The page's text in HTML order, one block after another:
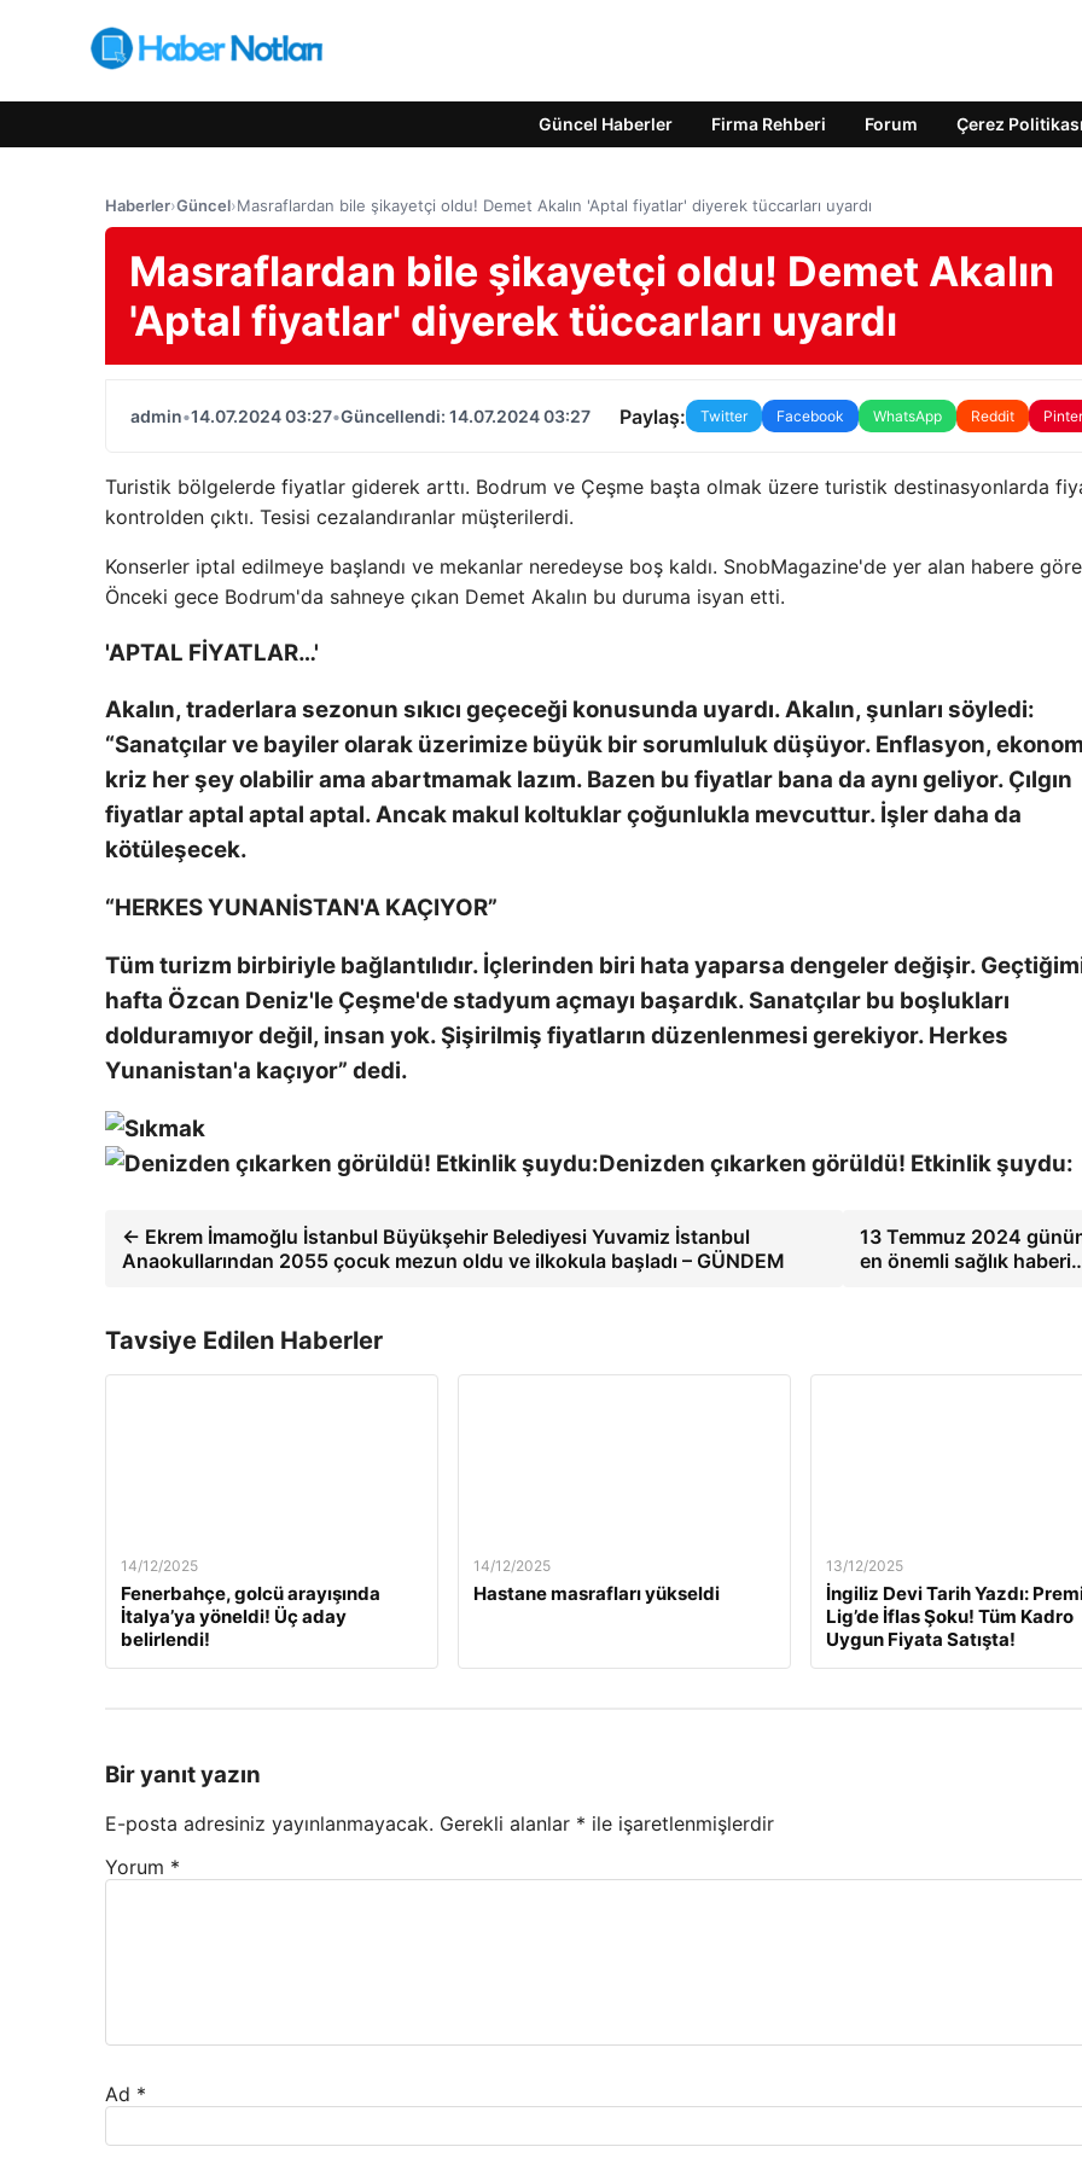
Güncel Haberler Firma Rehberi Forum Çerez Politikası
Haberler›Güncel›Masraflardan bile şikayetçi oldu! Demet Akalın 'Aptal fiyatlar' diyerek tüccarları uyardı
Masraflardan bile şikayetçi oldu! Demet Akalın
'Aptal fiyatlar' diyerek tüccarları uyardı
admin•14.07.2024 03:27•Güncellendi: 14.07.2024 03:27 Paylaş: Twitter Facebook WhatsApp Reddit
Turistik bölgelerde fiyatlar giderek arttı. Bodrum ve Çeşme başta olmak üzere turistik destinasyonlarda
kontrolden çıktı. Tesisi cezalandıranlar müşterilerdi.
Konserler iptal edilmeye başlandı ve mekanlar neredeyse boş kaldı. SnobMagazine'de yer alan habere
Önceki gece Bodrum'da sahneye çıkan Demet Akalın bu duruma isyan etti.
'APTAL FİYATLAR…'
Akalın, traderlara sezonun sıkıcı geçeceği konusunda uyardı. Akalın, şunları söyledi:
“Sanatçılar ve bayiler olarak üzerimize büyük bir sorumluluk düşüyor. Enflasyon,
kriz her şey olabilir ama abartmamak lazım. Bazen bu fiyatlar bana da aynı geliyor. Çılgın
fiyatlar aptal aptal aptal. Ancak makul koltuklar çoğunlukla mevcuttur. İşler daha da
kötüleşecek.
“HERKES YUNANİSTAN'A KAÇIYOR”
Tüm turizm birbiriyle bağlantılıdır. İçlerinden biri hata yaparsa dengeler değişir.
hafta Özcan Deniz'le Çeşme'de stadyum açmayı başardık. Sanatçılar bu boşlukları
dolduramıyor değil, insan yok. Şişirilmiş fiyatların düzenlenmesi gerekiyor. Herkes
Yunanistan'a kaçıyor” dedi.
Denizden çıkarken görüldü! Etkinlik şuydu:
← Ekrem İmamoğlu İstanbul Büyükşehir Belediyesi Yuvamiz İstanbul
Anaokullarından 2055 çocuk mezun oldu ve ilkokula başladı – GÜNDEM
13 Temmuz 2024
en önemli sağlık
Tavsiye Edilen Haberler
14/12/2025
Fenerbahçe, golcü arayışında
İtalya’ya yöneldi! Üç aday
belirlendi!
14/12/2025
Hastane masrafları yükseldi
13/12/2025
İngiliz Devi Tarih Yazdı:
Lig’de İflas Şoku! Tüm Kadro
Uygun Fiyata Satışta!
Bir yanıt yazın
E-posta adresiniz yayınlanmayacak. Gerekli alanlar * ile işaretlenmişlerdir
Yorum *
Ad *